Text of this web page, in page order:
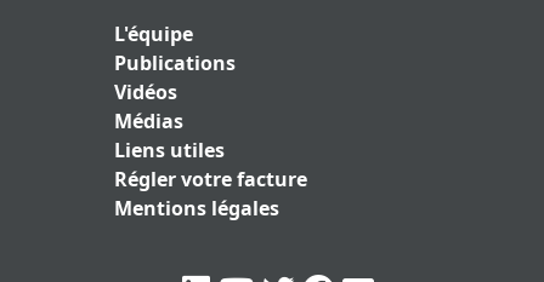
L'équipe
Publications
Vidéos
Médias
Liens utiles
Régler votre facture
Mentions légales